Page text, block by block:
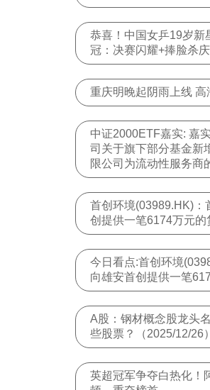
恭喜！中国女乒19岁新
冠：决赛闪耀+捧脸杀
重庆明晚起阴雨上线
中证2000ETF嘉实: 嘉
司关于旗下部分基金新
限公司为流动性服务商
首创环境(03989.HK)：
创提供一笔6174万元的
今日看点:首创环境
向雄安首创提供一笔
A股：钢材概念股龙头
些股票？（2025/12/26）
英超冠军争夺白热化！